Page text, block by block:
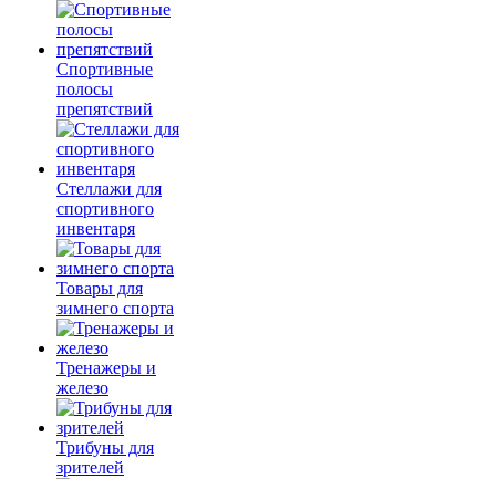
Спортивные
полосы
препятствий
Стеллажи для
спортивного
инвентаря
Товары для
зимнего спорта
Тренажеры и
железо
Трибуны для
зрителей